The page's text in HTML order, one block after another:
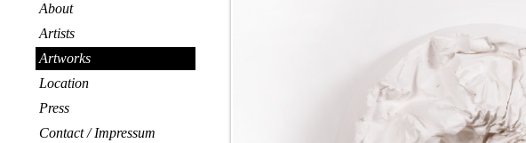
About
Artists
Artworks
Location
Press
Contact / Impressum